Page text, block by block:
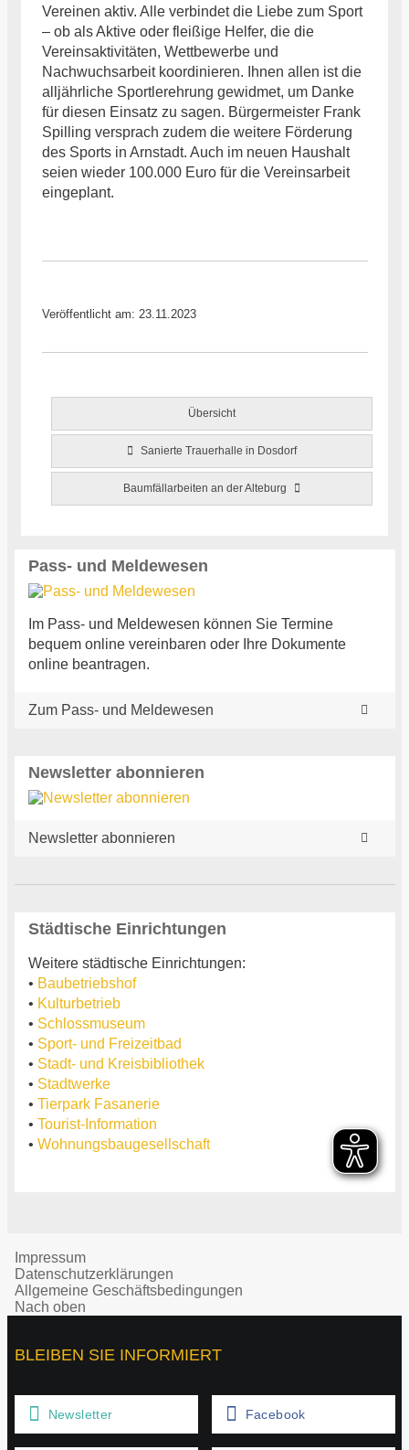
Vereinen aktiv. Alle verbindet die Liebe zum Sport
– ob als Aktive oder fleißige Helfer, die die
Vereinsaktivitäten, Wettbewerbe und
Nachwuchsarbeit koordinieren. Ihnen allen ist die
alljährliche Sportlerehrung gewidmet, um Danke
für diesen Einsatz zu sagen. Bürgermeister Frank
Spilling versprach zudem die weitere Förderung
des Sports in Arnstadt. Auch im neuen Haushalt
seien wieder 100.000 Euro für die Vereinsarbeit
eingeplant.
Veröffentlicht am: 23.11.2023
Übersicht
Sanierte Trauerhalle in Dosdorf
Baumfällarbeiten an der Alteburg
Pass- und Meldewesen
Im Pass- und Meldewesen können Sie Termine
bequem online vereinbaren oder Ihre Dokumente
online beantragen.
Zum Pass- und Meldewesen
Newsletter abonnieren
Newsletter abonnieren
Städtische Einrichtungen
Weitere städtische Einrichtungen:
• Baubetriebshof
• Kulturbetrieb
• Schlossmuseum
• Sport- und Freizeitbad
• Stadt- und Kreisbibliothek
• Stadtwerke
• Tierpark Fasanerie
• Tourist-Information
• Wohnungsbaugesellschaft
Impressum
Datenschutzerklärungen
Allgemeine Geschäftsbedingungen
Nach oben
BLEIBEN SIE INFORMIERT
Newsletter Facebook